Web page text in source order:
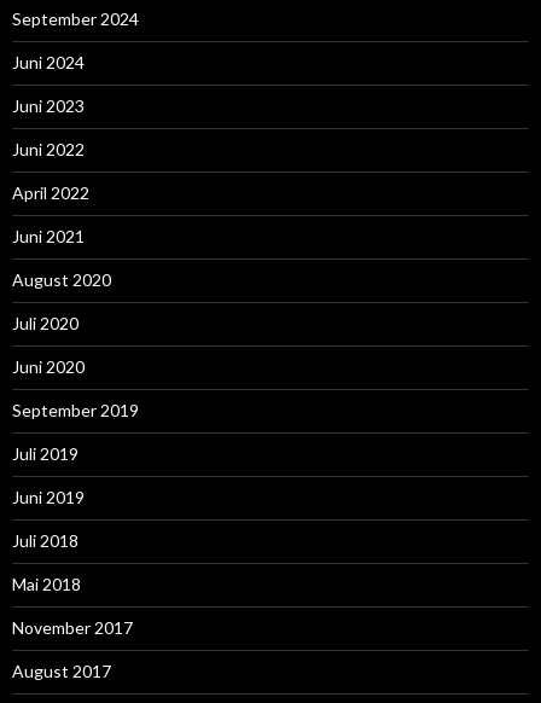
September 2024
Juni 2024
Juni 2023
Juni 2022
April 2022
Juni 2021
August 2020
Juli 2020
Juni 2020
September 2019
Juli 2019
Juni 2019
Juli 2018
Mai 2018
November 2017
August 2017